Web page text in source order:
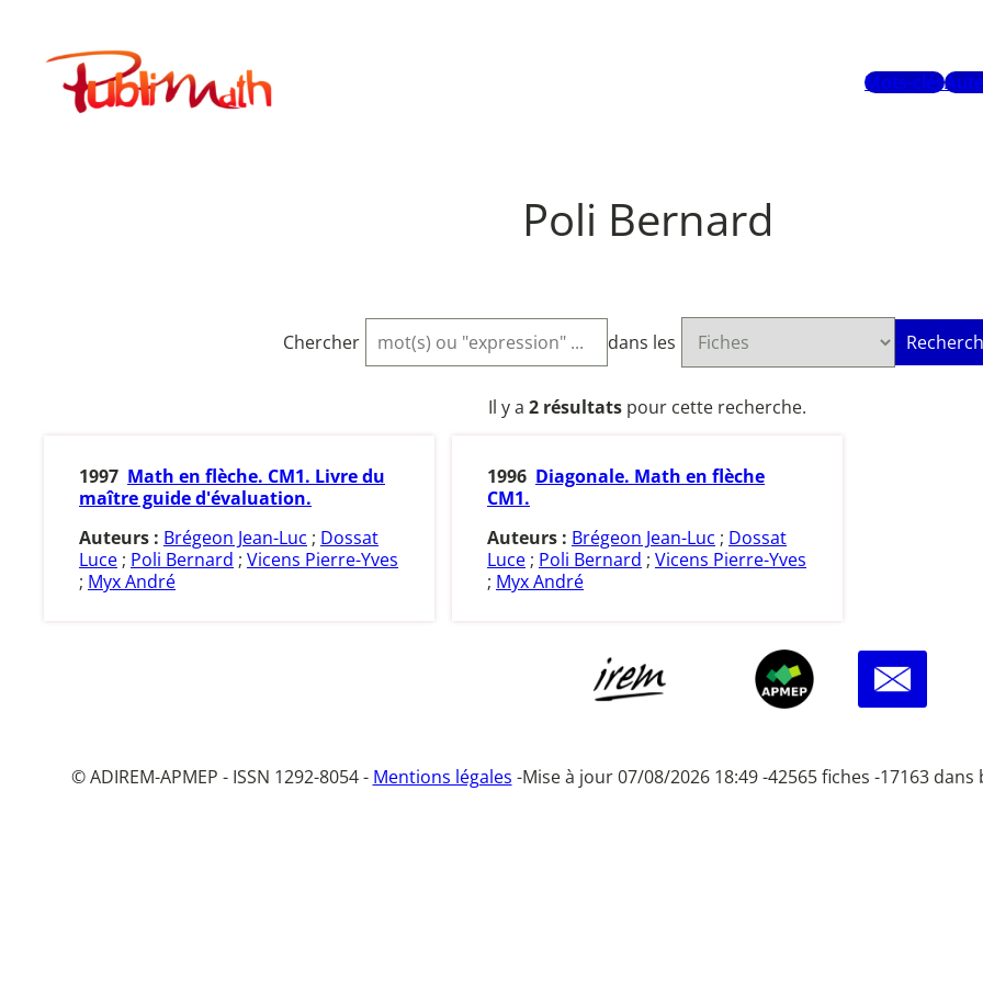
contenuPublimath
Mots-clés
Poli Bernard
Chercher dans les
Il y a 2 résultats pour cette recherche.
1997 Math en flèche. CM1. Livre du
maître guide d'évaluation.
Auteurs : Brégeon Jean-Luc ; Dossat
Luce ; Poli Bernard ; Vicens Pierre-Yves
; Myx André
1996 Diagonale. Math en flèche
CM1.
Auteurs : Brégeon Jean-Luc ; Dossat
Luce ; Poli Bernard ; Vicens Pierre-Yves
; Myx André
© ADIREM-APMEP - ISSN 1292-8054 - Mentions légales -Mise à jour 07/08/2026 18:49 -42565 fiches -17163